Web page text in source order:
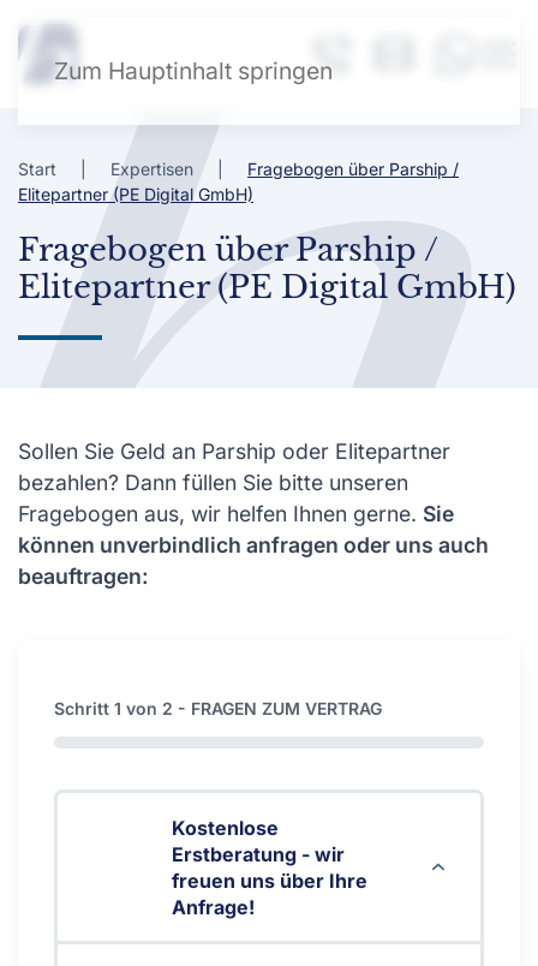
Zum Hauptinhalt springen
Start Expertisen
Fragebogen über Parship /
Elitepartner (PE Digital GmbH)
Fragebogen über Parship /
Elitepartner (PE Digital GmbH)
Sollen Sie Geld an Parship oder Elitepartner
bezahlen? Dann füllen Sie bitte unseren
Fragebogen aus, wir helfen Ihnen gerne. Sie
können unverbindlich anfragen oder uns auch
beauftragen:
Schritt 1 von 2 - FRAGEN ZUM VERTRAG
0%
Kostenlose
Erstberatung - wir
freuen uns über Ihre
Anfrage!